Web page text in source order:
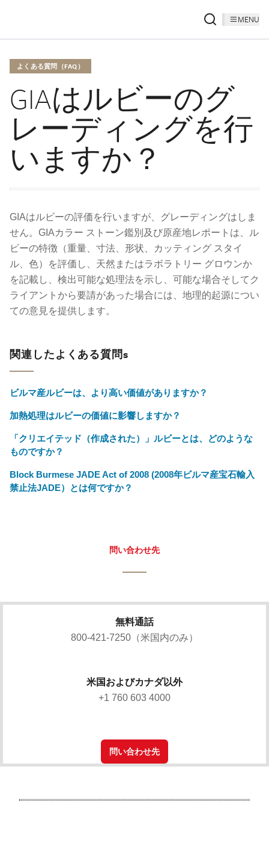
MENU
よくある質問（FAQ）
GIAはルビーのグ
レーディングを行
いますか？
GIAはルビーの評価を行いますが、グレーディングはしま
せん。GIAカラー ストーン鑑別及び原産地レポートは、ル
ビーの特徴（重量、寸法、形状、カッティング スタイ
ル、色）を評価し、天然またはラボラトリー グロウンか
を記載し、検出可能な処理法を示し、可能な場合そしてク
ライアントから要請があった場合には、地理的起源につい
ての意見を提供します。
関連したよくある質問s
ビルマ産ルビーは、より高い価値がありますか？
加熱処理はルビーの価値に影響しますか？
「クリエイテッド（作成された）」ルビーとは、どのような
ものですか？
Block Burmese JADE Act of 2008 (2008年ビルマ産宝石輸入
禁止法JADE）とは何ですか？
問い合わせ先
無料通話
800-421-7250（米国内のみ）
米国およびカナダ以外
+1 760 603 4000
問い合わせ先